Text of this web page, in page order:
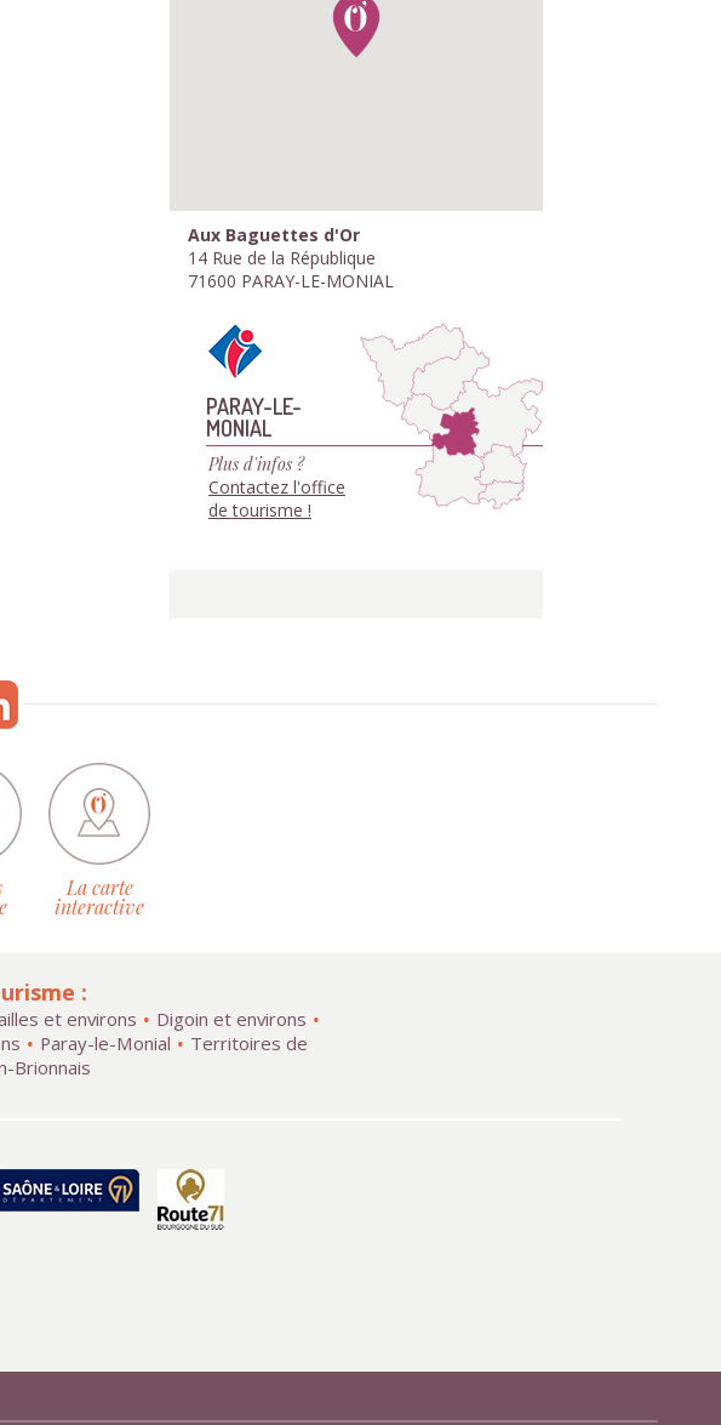
Aux Baguettes d'Or
14 Rue de la République
71600 PARAY-LE-MONIAL
PARAY-LE-
MONIAL
Plus d'infos ?
Contactez l'office
de tourisme !
La carte
interactive
:
et environs
Digoin et environs
Paray-le-Monial
Territoires de
Brionnais